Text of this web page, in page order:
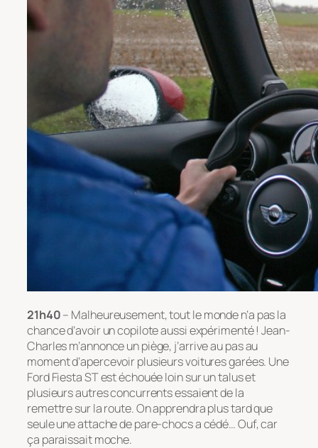
21h40– Malheureusement, tout le monde n’a pas la
chance d’avoir un copilote aussi expérimenté ! Jean-
Charles m’annonce un piège, j’arrive au pas au
moment d’apercevoir plusieurs voitures garées. Une
Ford Fiesta ST est échouée loin sur un talus et
plusieurs autres concurrents essaient de la
remettre sur la route. On apprendra plus tard que
seule une attache de pare-chocs a cédé… Ouf, car
ça paraissait moche.